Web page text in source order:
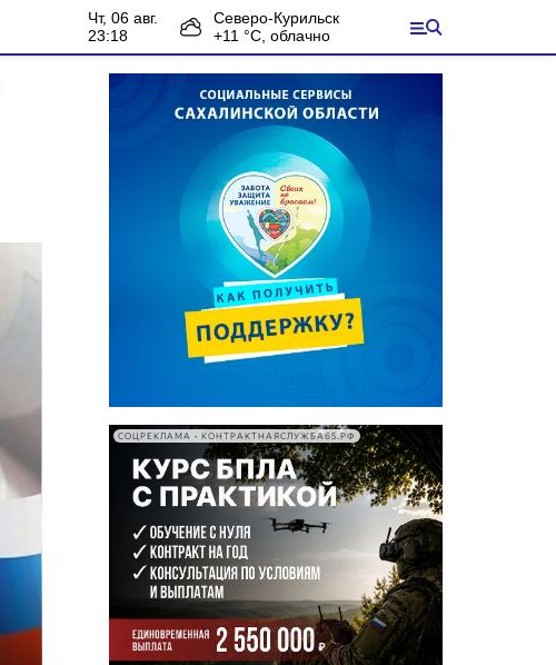
чт, 06 авг.
23:18
Северо-Курильск
+11 °С, облачно
СОЦРЕКЛАМА • КОНТРАКТНАЯСЛУЖБА65.РФ